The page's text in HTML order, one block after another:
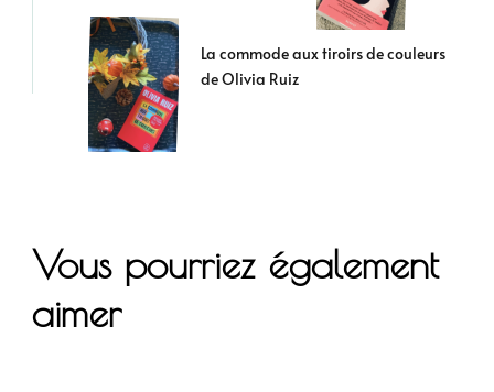
La commode aux tiroirs de couleurs
de Olivia Ruiz
Vous pourriez également
aimer